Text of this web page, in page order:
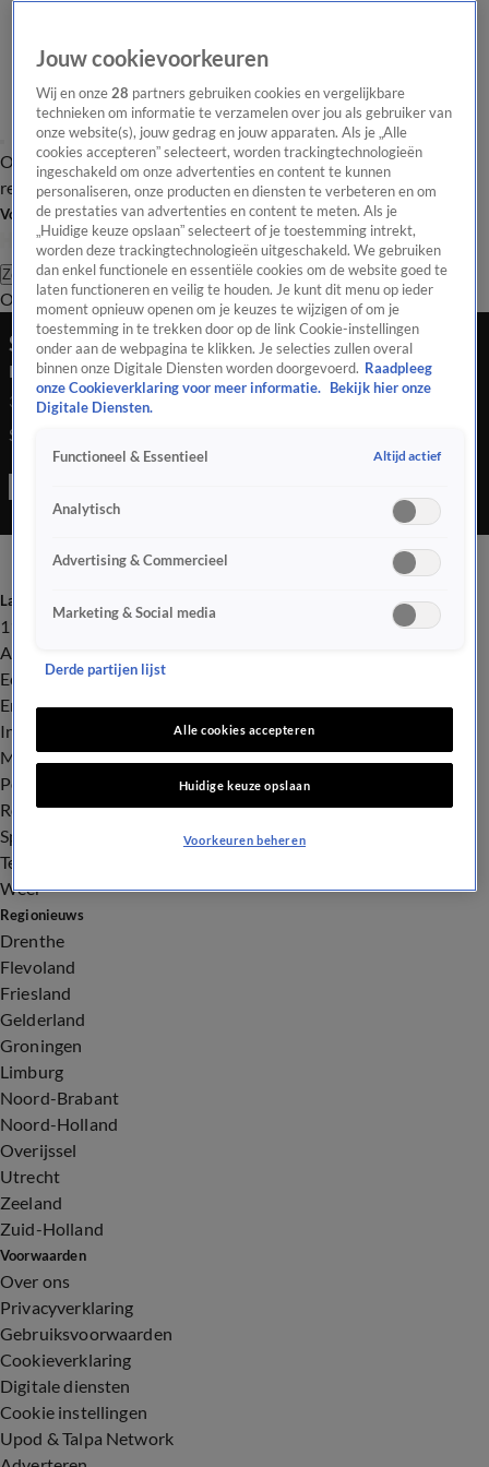
Overzicht Laatste nieuws Regionieuws Het beste van Hart
Tip de
redactie
Volg Hart van Nederland
Zoeken
OverzichtRegioUitzendingenWeerTip de redactiePanelVideo's
Sieraden verkopen? Waarde goud stijgt naar
recordhoogte
3 nov 2023, 14:02
Sieraden verkopen? Waarde goud stijgt naar recordhoogte
Laatste nieuws
112
Advies & Tips
Economie
Entertainment
Infrastructuur
Milieu en Gezondheid
Politiek
Royalty
Sport
Tech
Weer
Regionieuws
Drenthe
Flevoland
Friesland
Gelderland
Groningen
Limburg
Noord-Brabant
Noord-Holland
Overijssel
Utrecht
Zeeland
Zuid-Holland
Voorwaarden
Over ons
Privacyverklaring
Gebruiksvoorwaarden
Cookieverklaring
Digitale diensten
Cookie instellingen
Upod & Talpa Network
Jouw cookievoorkeuren
Wij en onze28 partners gebruiken cookies en vergelijkbare
technieken om informatie te verzamelen over jou als gebruiker van
onze website(s), jouw gedrag en jouw apparaten. Als je „Alle
cookies accepteren” selecteert, worden trackingtechnologieën
ingeschakeld om onze advertenties en content te kunnen
personaliseren, onze producten en diensten te verbeteren en om
de prestaties van advertenties en content te meten. Als je
„Huidige keuze opslaan” selecteert of je toestemming intrekt,
worden deze trackingtechnologieën uitgeschakeld. We gebruiken
dan enkel functionele en essentiële cookies om de website goed te
laten functioneren en veilig te houden. Je kunt dit menu op ieder
moment opnieuw openen om je keuzes te wijzigen of om je
toestemming in te trekken door op de link Cookie-instellingen
onder aan de webpagina te klikken. Je selecties zullen overal
binnen onze Digitale Diensten worden doorgevoerd. Raadpleeg
onze Cookieverklaring voor meer informatie.
Bekijk hier onze
Digitale Diensten.
Functioneel & Essentieel Altijd actief
Analytisch
Advertising & Commercieel
Marketing & Social media
Derde partijen lijst
Alle cookies accepteren
Huidige keuze opslaan
Voorkeuren beheren